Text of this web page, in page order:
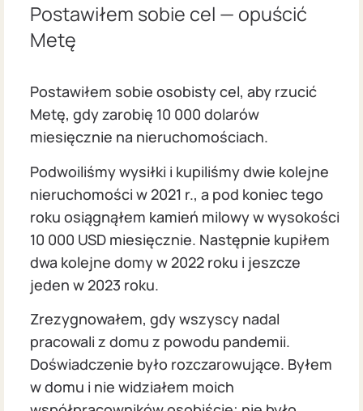
Postawiłem sobie cel — opuścić
Metę
Postawiłem sobie osobisty cel, aby rzucić
Metę, gdy zarobię 10 000 dolarów
miesięcznie na nieruchomościach.
Podwoiliśmy wysiłki i kupiliśmy dwie kolejne
nieruchomości w 2021 r., a pod koniec tego
roku osiągnąłem kamień milowy w wysokości
10 000 USD miesięcznie. Następnie kupiłem
dwa kolejne domy w 2022 roku i jeszcze
jeden w 2023 roku.
Zrezygnowałem, gdy wszyscy nadal
pracowali z domu z powodu pandemii.
Doświadczenie było rozczarowujące. Byłem
w domu i nie widziałem moich